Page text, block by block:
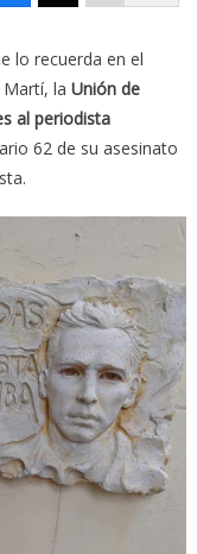
lo recuerda en el
la Unión de
al periodista
62 de su asesinato